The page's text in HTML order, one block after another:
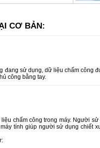
CƠ BẢN:
đang sử dụng, dữ liệu chấm công
công bằng tay.
chấm công trong máy. Người
tính giúp người sử dụng chiết